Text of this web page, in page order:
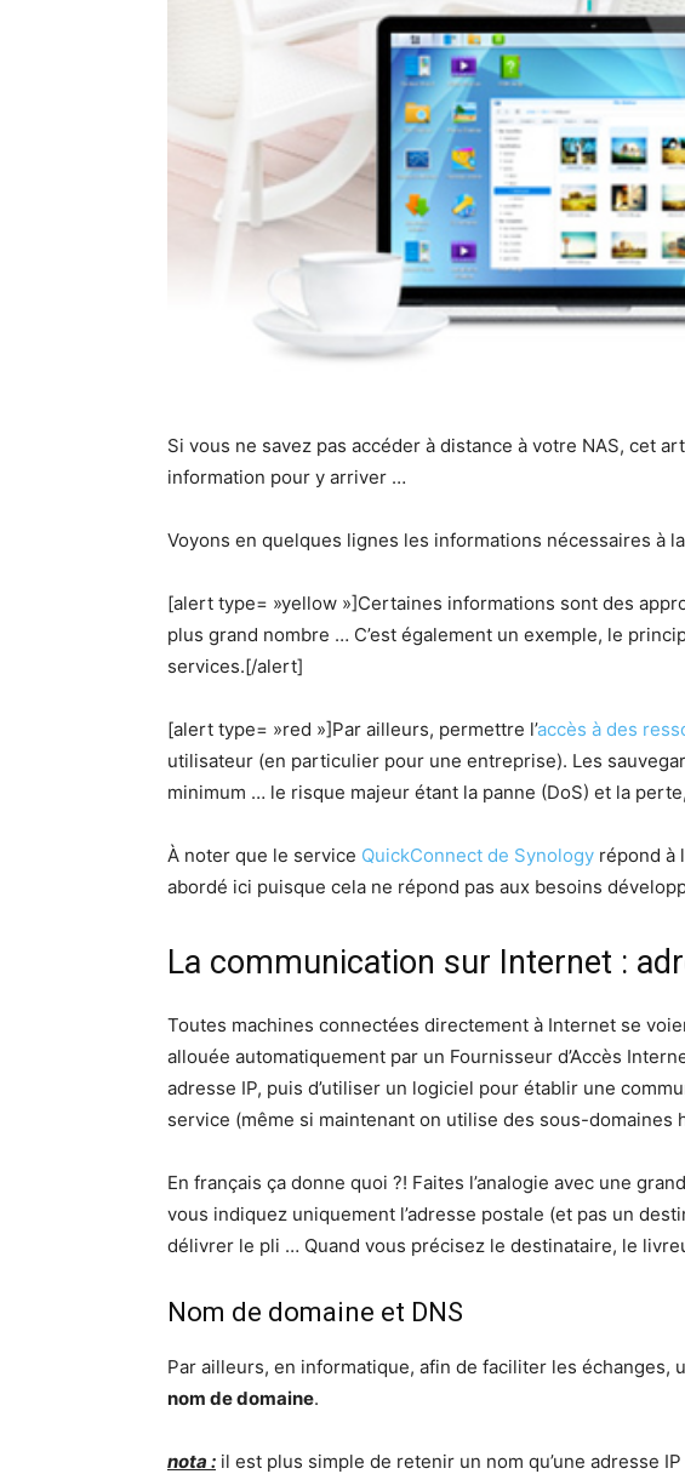
Si vous ne savez pas accéder à distance à votre NAS, cet
information pour y arriver …
Voyons en quelques lignes les informations nécessaires à
[alert type= »yellow »]Certaines informations sont des
plus grand nombre … C’est également un exemple, le
services.[/alert]
[alert type= »red »]Par ailleurs, permettre l’accès à des
utilisateur (en particulier pour une entreprise). Les
minimum … le risque majeur étant la panne (DoS) et la
À noter que le service QuickConnect de Synology répond à
abordé ici puisque cela ne répond pas aux besoins
La communication sur Internet :
Toutes machines connectées directement à Internet se
allouée automatiquement par un Fournisseur d’Accès
adresse IP, puis d’utiliser un logiciel pour établir une
service (même si maintenant on utilise des sous-domaines
En français ça donne quoi ?! Faites l’analogie avec une
vous indiquez uniquement l’adresse postale (et pas un
délivrer le pli … Quand vous précisez le destinataire, le
Nom de domaine et DNS
Par ailleurs, en informatique, afin de faciliter les
nom de domaine.
nota : il est plus simple de retenir un nom qu’une adresse